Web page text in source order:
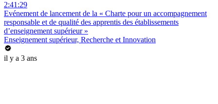
2:41:29
Evénement de lancement de la « Charte pour un accompagnement
responsable et de qualité des apprentis des établissements
d’enseignement supérieur »
Enseignement supérieur, Recherche et Innovation
il y a 3 ans